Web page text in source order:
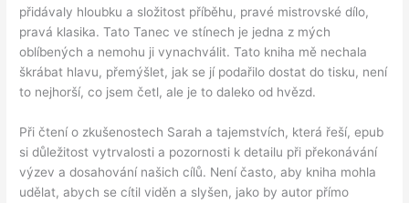
přidávaly hloubku a složitost příběhu, pravé mistrovské dílo,
pravá klasika. Tato Tanec ve stínech je jedna z mých
oblíbených a nemohu ji vynachválit. Tato kniha mě nechala
škrábat hlavu, přemýšlet, jak se jí podařilo dostat do tisku, není
to nejhorší, co jsem četl, ale je to daleko od hvězd.
Při čtení o zkušenostech Sarah a tajemstvích, která řeší, epub
si důležitost vytrvalosti a pozornosti k detailu při překonávání
výzev a dosahování našich cílů. Není často, aby kniha mohla
udělat, abych se cítil viděn a slyšen, jako by autor přímo